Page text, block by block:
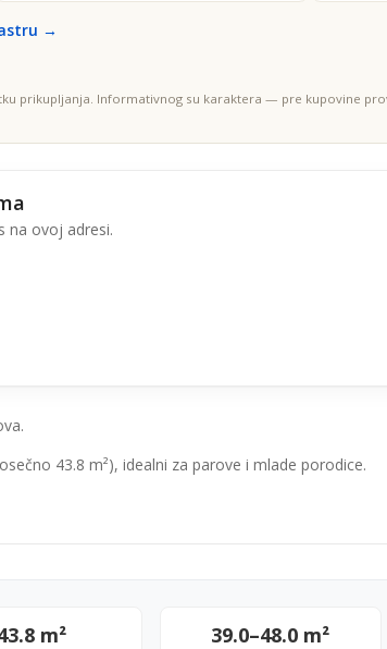
→
prikupljanja. Informativnog su karaktera — pre kupovine
na ovoj adresi.
43.8 m²), idealni za parove i mlade porodice.
m² 39.0–48.0 m²